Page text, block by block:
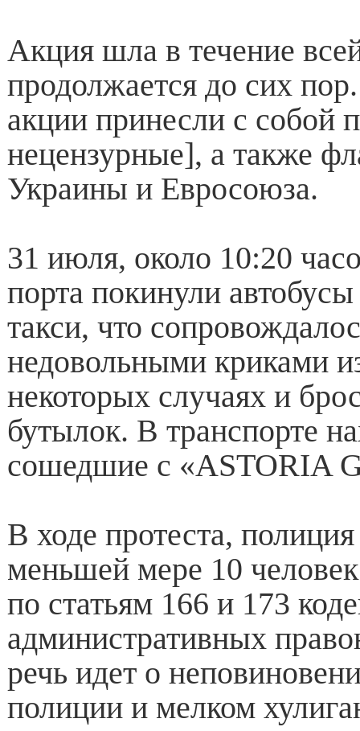
Акция шла в течение
продолжается до сих
акции принесли с собой
нецензурные], а также
Украины и Евросоюза.
31 июля, около 10:20
порта покинули
такси, что
недовольными криками
некоторых случаях и
бутылок. В транспорте
сошедшие с «ASTORIA
В ходе протеста,
меньшей мере 10
по статьям 166 и 173
административных
речь идет о
полиции и мелком